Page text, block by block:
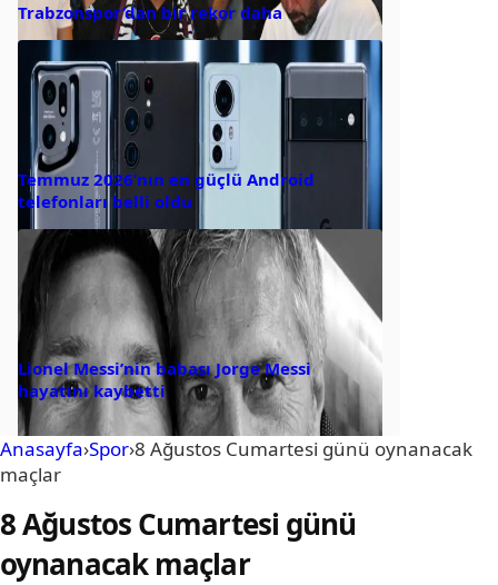
Trabzonspor’dan bir rekor daha
Temmuz 2026’nın en güçlü Android
telefonları belli oldu
Lionel Messi’nin babası Jorge Messi
hayatını kaybetti
Anasayfa›Spor›8 Ağustos Cumartesi günü oynanacak
maçlar
8 Ağustos Cumartesi günü
oynanacak maçlar